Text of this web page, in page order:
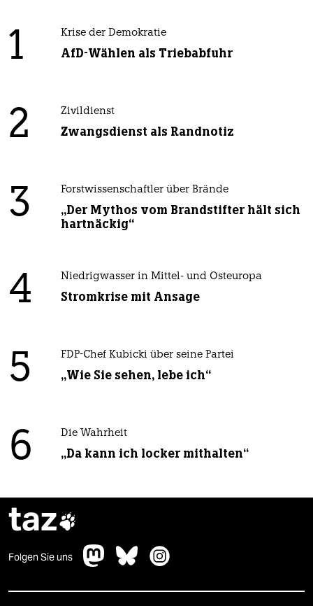
1 Krise der Demokratie
AfD-Wählen als Triebabfuhr
2 Zivildienst
Zwangsdienst als Randnotiz
3 Forstwissenschaftler über Brände
„Der Mythos vom Brandstifter hält sich
hartnäckig“
4 Niedrigwasser in Mittel- und Osteuropa
Stromkrise mit Ansage
5 FDP-Chef Kubicki über seine Partei
„Wie Sie sehen, lebe ich“
6 Die Wahrheit
„Da kann ich locker mithalten“
taz
Folgen Sie uns